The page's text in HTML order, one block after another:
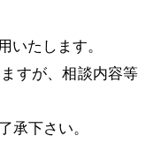
いたします。
すが、相談内容等
承下さい。